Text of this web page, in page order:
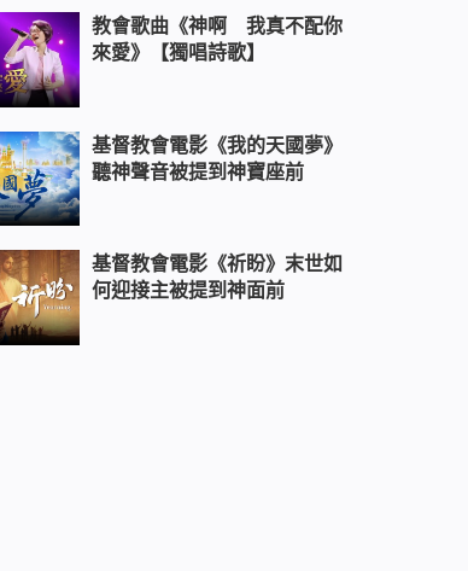
教會電影：何為正教，何為邪教 -
教會電影：基督徒如何回擊中共定
教會歌曲《神啊 我真不配你
來愛》【獨唱詩歌】
基督教會電影《我的天國夢》
聽神聲音被提到神寶座前
基督教會電影《祈盼》末世如
何迎接主被提到神面前